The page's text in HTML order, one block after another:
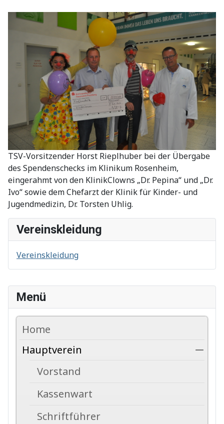
Menü
Home
Hauptverein
Vorstand
Kassenwart
Schriftführer
TSV-Vorsitzender Horst Rieplhuber bei der Übergabe
des Spendenschecks im Klinikum Rosenheim,
eingerahmt von den KlinikClowns „Dr. Pepina“ und „Dr.
Ivo“ sowie dem Chefarzt der Klinik für Kinder- und
Jugendmedizin, Dr. Torsten Uhlig.
Vereinskleidung
Vereinskleidung